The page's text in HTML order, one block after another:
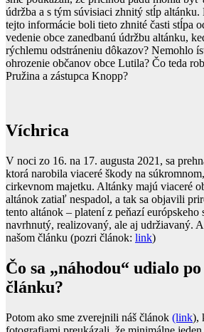
údržba a s tým súvisiaci zhnitý stĺp
tejto informácie boli tieto zhnité časti stĺpa
vedenie obce zanedbanú údržbu altánku,
rýchlemu odstráneniu dôkazov? Nemohlo
ohrozenie občanov obce Lutila? Čo teda
Pružina a zástupca Knopp?
Víchrica
V noci zo 16. na 17. augusta 2021, sa
ktorá narobila viaceré škody na
cirkevnom majetku. Altánky majú viaceré
altánok zatiaľ nespadol, a tak sa objavili
tento altánok – platení z peňazí európskeho
navrhnutý, realizovaný, ale aj udržiavaný.
našom článku (pozri článok: link)
Čo sa „náhodou“ udialo
článku?
Potom ako sme zverejnili náš článok (link),